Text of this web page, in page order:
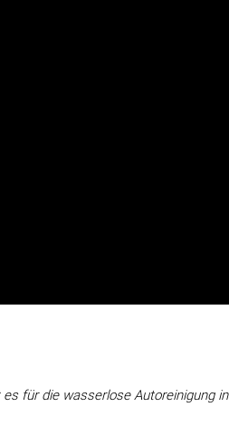
für die wasserlose Autoreinigung in